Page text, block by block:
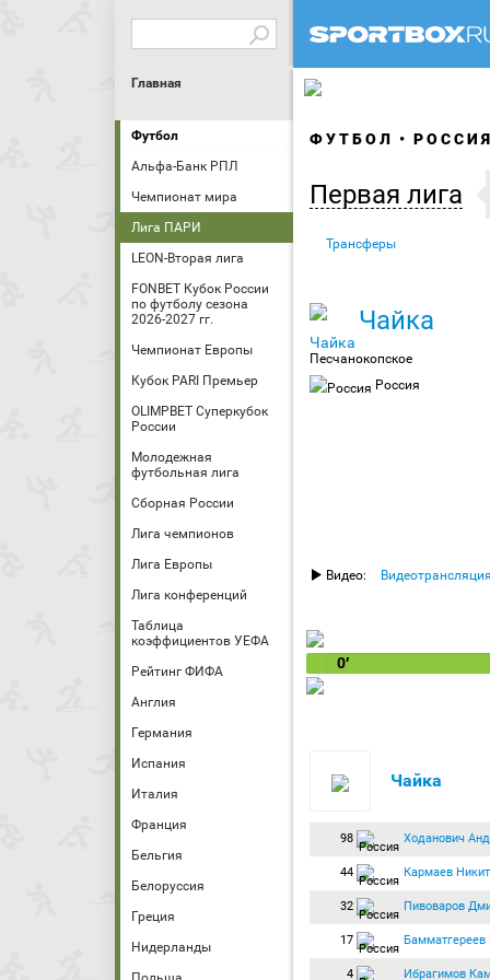
Главная
Футбол
Альфа-Банк РПЛ
Чемпионат мира
Лига ПАРИ
LEON-Вторая лига
FONBET Кубок России
по футболу сезона
2026-2027 гг.
Чемпионат Европы
Кубок PARI Премьер
OLIMPBET Суперкубок
России
Молодежная
футбольная лига
Сборная России
Лига чемпионов
Лига Европы
Лига конференций
Таблица
коэффициентов УЕФА
Рейтинг ФИФА
Англия
Германия
Испания
Италия
Франция
Бельгия
Белоруссия
Греция
Нидерланды
ФУТБОЛ
Первая лига
Трансферы
Чайка
Песчанокопское
Россия
Видео:
0′
Чайка
98 Ходанович
44 Кармаев
32 Пивоваров
17
4 Ибрагимов